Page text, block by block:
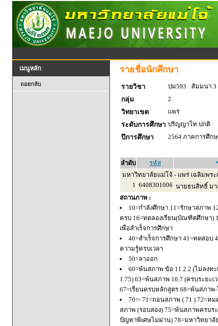
เมนูหลัก
ถอยกลับ
รายชื่อนักศึกษา
รายวิชา
ปม593 : สัมมนา 3
กลุ่ม
2
วิทยาเขต
แพร่
ระดับการศึกษา ปริญญาโท ปกติ
ปีการศึกษา
2564 ภาคการศึก
ลำดับ
รหัส
มหาวิทยาลัยแม่โจ้ - แพร่ เฉลิมพระ
1 6408301006 นายธนสิทธิ์ มา
สถานภาพ :
10=กำลังศึกษา 11=รักษาสภาพ
ครบ 16=ทดลองเรียน(บัณฑิตศึกษา)
เพื่อสำเร็จการศึกษา
40=สำเร็จการศึกษา 41=ทดสอบ
ความรู้ครบเวลา
50=ลาออก
60=พ้นสภาพ ข้อ 11.2.2 (ไม่ลงท
1.75) 63=พ้นสภาพ 16.7 (ครบระยะ
67=เรียนครบหลักสูตร 68=พ้นสภา
70=- 71=ถอนสภาพ ( 71 ) 72=
สภาพ (รอบสอง) 75=พ้นสภาพครบ
ปัญหาพิเศษไม่ผ่าน) 78=มหาวิทยา